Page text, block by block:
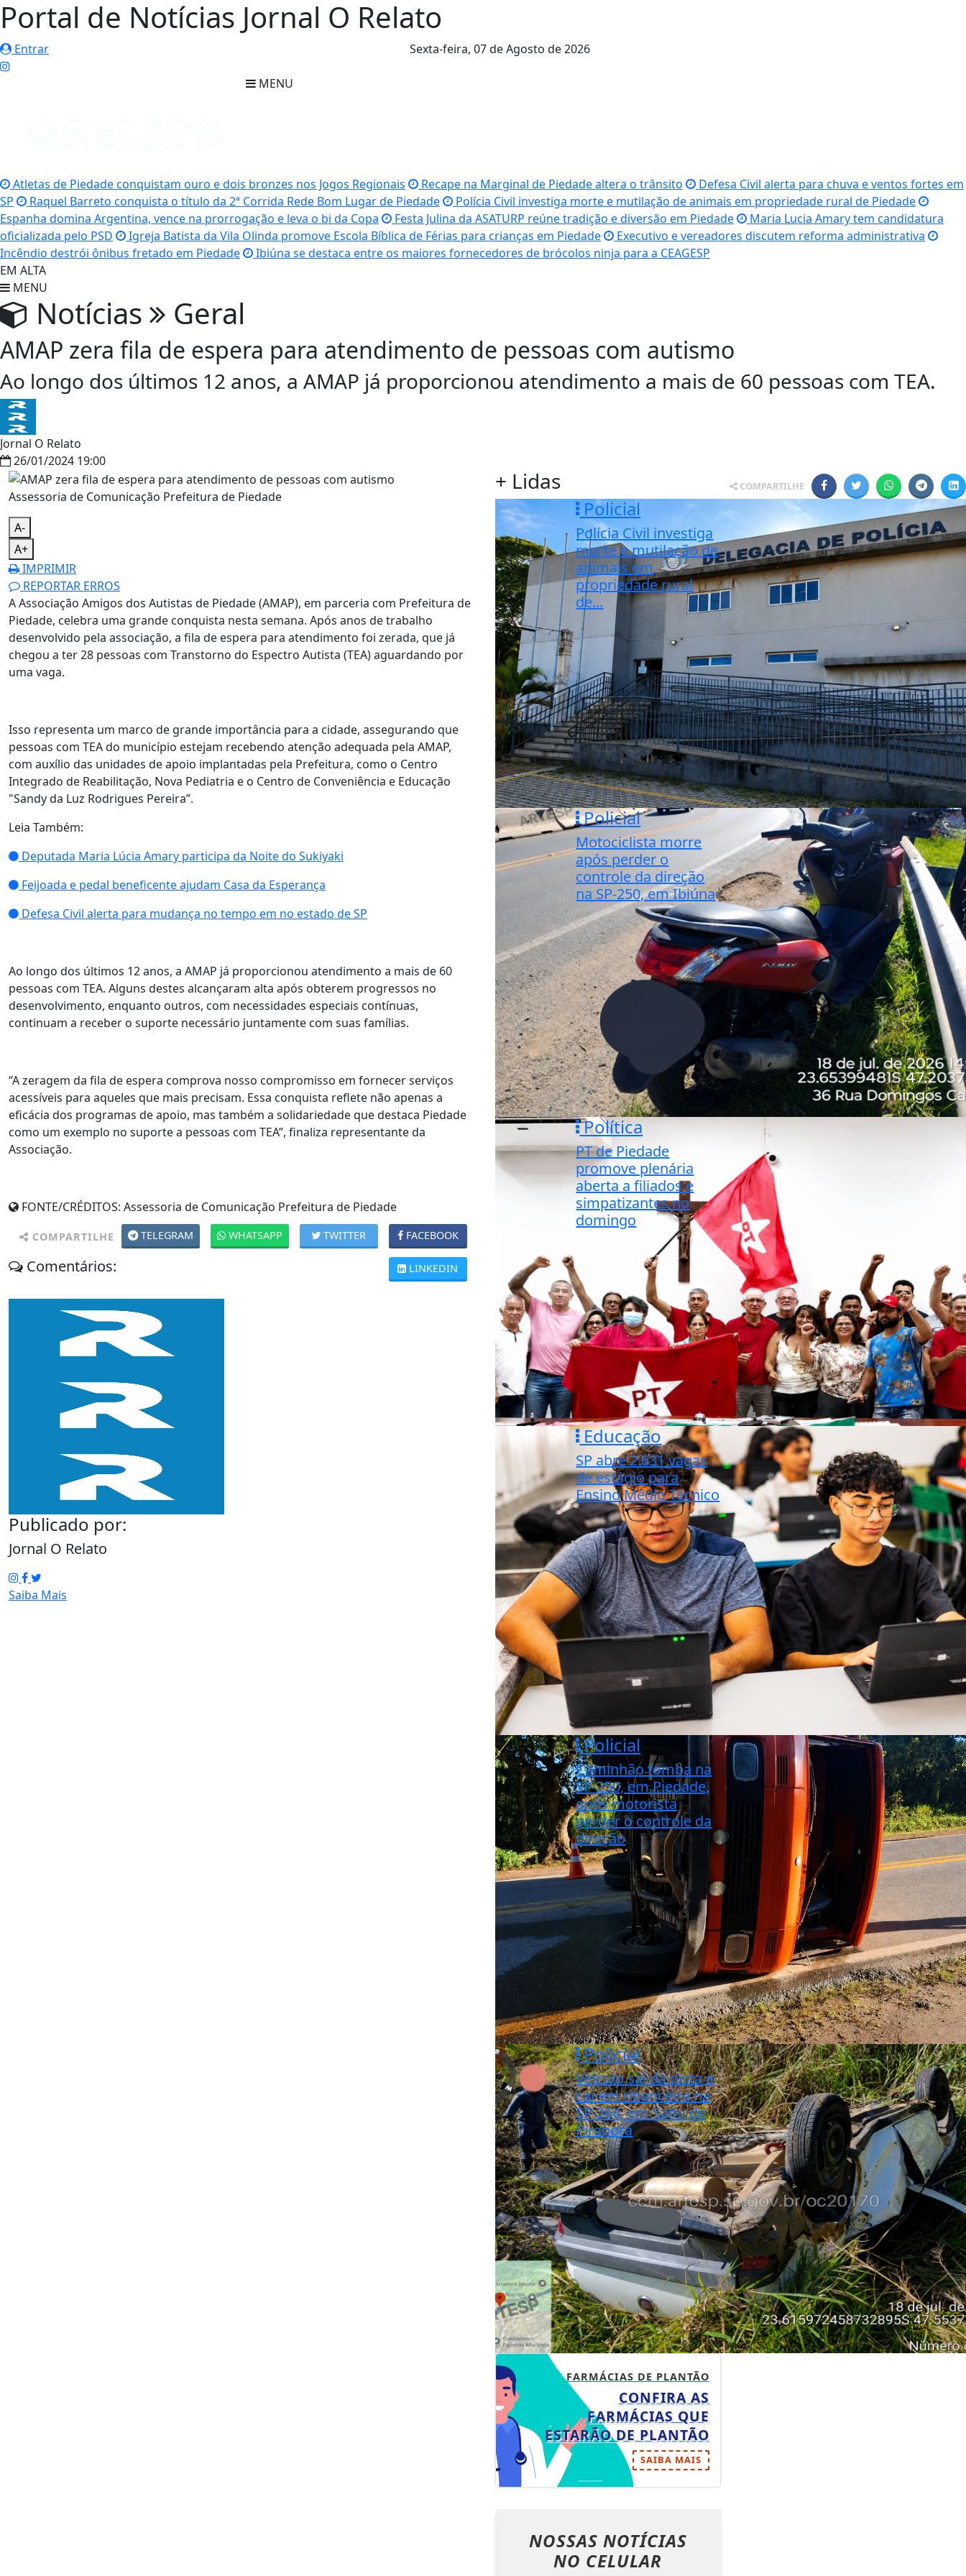
Portal de Notícias Jornal O Relato
Entrar Sexta-feira, 07 de Agosto de 2026
MENU
Atletas de Piedade conquistam ouro e dois bronzes nos Jogos Regionais Recape na Marginal de Piedade altera o trânsito
Defesa Civil alerta para chuva e ventos fortes em
SP
Raquel Barreto conquista o título da 2ª Corrida Rede Bom Lugar de Piedade
Polícia Civil investiga morte e mutilação de animais em propriedade rural de Piedade
Espanha domina Argentina, vence na prorrogação e leva o bi da Copa
Festa Julina da ASATURP reúne tradição e diversão em Piedade
Maria Lucia Amary tem candidatura
oficializada pelo PSD
Igreja Batista da Vila Olinda promove Escola Bíblica de Férias para crianças em Piedade
Executivo e vereadores discutem reforma administrativa
Incêndio destrói ônibus fretado em Piedade
Ibiúna se destaca entre os maiores fornecedores de brócolos ninja para a CEAGESP
EM ALTA
MENU
Notícias Geral
AMAP zera fila de espera para atendimento de pessoas com autismo
Ao longo dos últimos 12 anos, a AMAP já proporcionou atendimento a mais de 60 pessoas com TEA.
Jornal O Relato
26/01/2024 19:00
COMPARTILHE
Assessoria de Comunicação Prefeitura de Piedade
A-
A+
IMPRIMIR
REPORTAR ERROS
A Associação Amigos dos Autistas de Piedade (AMAP), em parceria com Prefeitura de
Piedade, celebra uma grande conquista nesta semana. Após anos de trabalho
desenvolvido pela associação, a fila de espera para atendimento foi zerada, que já
chegou a ter 28 pessoas com Transtorno do Espectro Autista (TEA) aguardando por
uma vaga.
Isso representa um marco de grande importância para a cidade, assegurando que
pessoas com TEA do município estejam recebendo atenção adequada pela AMAP,
com auxílio das unidades de apoio implantadas pela Prefeitura, como o Centro
Integrado de Reabilitação, Nova Pediatria e o Centro de Conveniência e Educação
"Sandy da Luz Rodrigues Pereira”.
Leia Também:
Deputada Maria Lúcia Amary participa da Noite do Sukiyaki
Feijoada e pedal beneficente ajudam Casa da Esperança
Defesa Civil alerta para mudança no tempo em no estado de SP
Ao longo dos últimos 12 anos, a AMAP já proporcionou atendimento a mais de 60
pessoas com TEA. Alguns destes alcançaram alta após obterem progressos no
desenvolvimento, enquanto outros, com necessidades especiais contínuas,
continuam a receber o suporte necessário juntamente com suas famílias.
“A zeragem da fila de espera comprova nosso compromisso em fornecer serviços
acessíveis para aqueles que mais precisam. Essa conquista reflete não apenas a
eficácia dos programas de apoio, mas também a solidariedade que destaca Piedade
como um exemplo no suporte a pessoas com TEA”, finaliza representante da
Associação.
FONTE/CRÉDITOS: Assessoria de Comunicação Prefeitura de Piedade
COMPARTILHE FACEBOOK
TWITTER
WHATSAPP
TELEGRAM
LINKEDIN
Comentários:
Publicado por:
Jornal O Relato
Saiba Mais
+ Lidas
Policial
Polícia Civil investiga
morte e mutilação de
animais em
propriedade rural
de...
Policial
Motociclista morre
após perder o
controle da direção
na SP-250, em Ibiúna
Política
PT de Piedade
promove plenária
aberta a filiados e
simpatizantes no
domingo
Educação
SP abre 2.631 vagas
de estágio para
Ensino Médio Técnico
Policial
Caminhão tomba na
SP-250, em Piedade,
após motorista
perder o controle da
direção
Policial
Veículo sai da pista e
cai em ribanceira na
SP-264, em Salto de
Pirapora
FARMÁCIAS DE PLANTÃO
CONFIRA AS
FARMÁCIAS QUE
ESTARÃO DE PLANTÃO
SAIBA MAIS
NOSSAS NOTÍCIAS
NO CELULAR